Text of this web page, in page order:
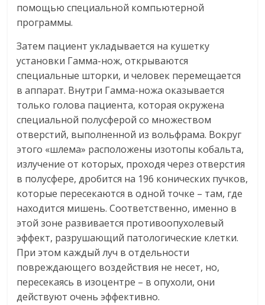
помощью специальной компьютерной
программы.
Затем пациент укладывается на кушетку
установки Гамма-нож, открываются
специальные шторки, и человек перемещается
в аппарат. Внутри Гамма-ножа оказывается
только голова пациента, которая окружена
специальной полусферой со множеством
отверстий, выполненной из вольфрама. Вокруг
этого «шлема» расположены изотопы кобальта,
излучение от которых, проходя через отверстия
в полусфере, дробится на 196 конических пучков,
которые пересекаются в одной точке – там, где
находится мишень. Соответственно, именно в
этой зоне развивается противоопухолевый
эффект, разрушающий патологические клетки.
При этом каждый луч в отдельности
повреждающего воздействия не несет, но,
пересекаясь в изоцентре – в опухоли, они
действуют очень эффективно.